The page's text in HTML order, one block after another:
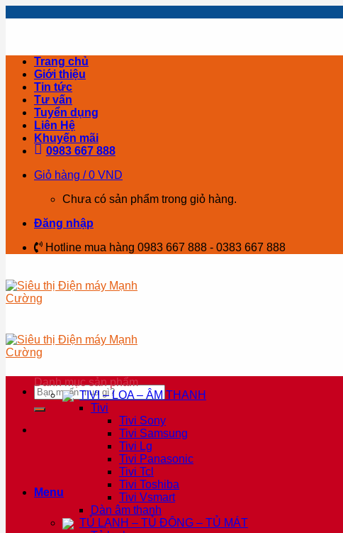
Trang chủ
Giới thiệu
Tin tức
Tư vấn
Tuyển dụng
Liên Hệ
Khuyến mãi
0983 667 888
Giỏ hàng /0 VND
Chưa có sản phẩm trong giỏ hàng.
Đăng nhập
Hotline mua hàng 0983 667 888 - 0383 667 888
Tìm
kiếm:
Menu
Danh mục sản phẩm
TIVI – LOA – ÂM THANH
Tivi
Tivi Sony
Tivi Samsung
Tivi Lg
Tivi Panasonic
Tivi Tcl
Tivi Toshiba
Tivi Vsmart
Dàn âm thanh
TỦ LẠNH – TỦ ĐÔNG – TỦ MÁT